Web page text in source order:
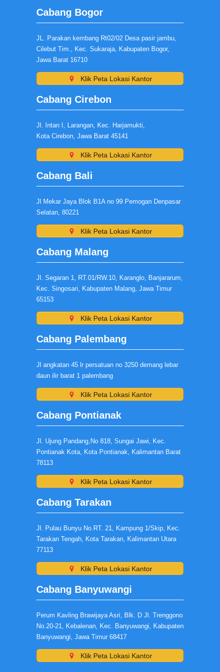
Cabang Bogor
JL. Parakan kembang Rt02/02 Desa pasir jambu,
Cilebut Tim., Kec. Sukaraja, Kabupaten Bogor,
Jawa Barat 16710
Klik Peta Lokasi Kantor
Cabang Cirebon
Jl. Intan I, Larangan, Kec. Harjamukti,
Kota Cirebon, Jawa Barat 45141
Klik Peta Lokasi Kantor
Cabang Bali
Jl Mekar Jaya Blok B1A no 99 Pemogan Denpasar
Selatan, 80221
Klik Peta Lokasi Kantor
Cabang Malang
Jl. Segaran 1, RT.01/RW.10, Karanglo, Banjararum,
Kec. Singosari, Kabupaten Malang, Jawa Timur
65153
Klik Peta Lokasi Kantor
Cabang Palembang
Jl angkatan 45 lr persatuan no 3250 demang lebar
daun ilir barat 1 palembang
Klik Peta Lokasi Kantor
Cabang Pontianak
Jl. Ujung Pandang,No 818, Sungai Jawi, Kec.
Pontianak Kota, Kota Pontianak, Kalimantan Barat
78113
Klik Peta Lokasi Kantor
Cabang Tarakan
Jl. Pulau Bunyu No.RT. 21, Kampung 1/Skip, Kec.
Tarakan Tengah, Kota Tarakan, Kalimantan Utara
77113
Klik Peta Lokasi Kantor
Cabang Banyuwangi
Perum Kavling Brawijaya Asri, Blk. D Jl. Trenggono
No.20-21, Kebalenan, Kec. Banyuwangi, Kabupaten
Banyuwangi, Jawa Timur 68417
Klik Peta Lokasi Kantor